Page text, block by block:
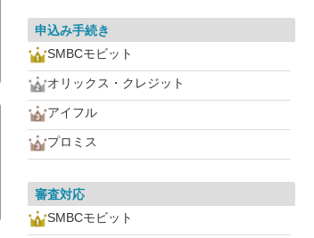
申込み手続き
SMBCモビット
オリックス・クレジット
アイフル
プロミス
審査対応
SMBCモビット